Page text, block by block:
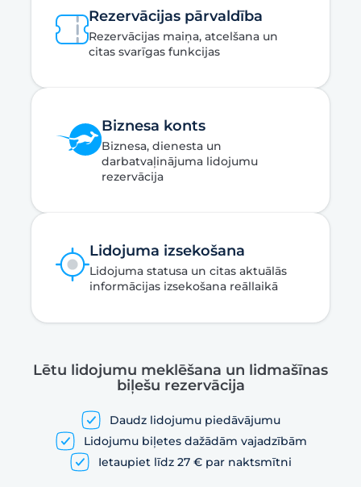
Rezervācijas pārvaldība
Rezervācijas maiņa, atcelšana un
citas svarīgas funkcijas
Biznesa konts
Biznesa, dienesta un
darbatvaļinājuma lidojumu
rezervācija
Lidojuma izsekošana
Lidojuma statusa un citas aktuālās
informācijas izsekošana reāllaikā
Lētu lidojumu meklēšana un lidmašīnas
biļešu rezervācija
Daudz lidojumu piedāvājumu
Lidojumu biļetes dažādām vajadzībām
Ietaupiet līdz 27 € par naktsmītni